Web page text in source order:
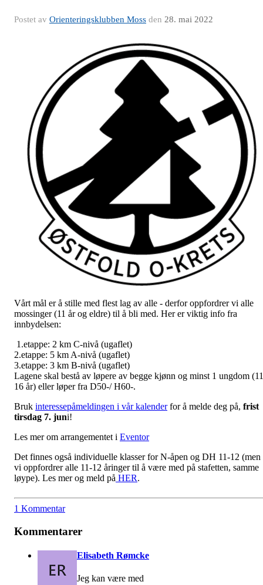
Postet av Orienteringsklubben Moss den 28. mai 2022
Vårt mål er å stille med flest lag av alle - derfor oppfordrer vi alle
mossinger (11 år og eldre) til å bli med. Her er viktig info fra
innbydelsen:
1.etappe: 2 km C-nivå (ugaflet)
2.etappe: 5 km A-nivå (ugaflet)
3.etappe: 3 km B-nivå (ugaflet)
Lagene skal bestå av løpere av begge kjønn og minst 1 ungdom
16 år) eller løper fra D50-/ H60-.
Bruk interessepåmeldingen i vår kalenderfor å melde deg på, frist
tirsdag 7. juni!
Les mer om arrangementet i Eventor
Det finnes også individuelle klasser for N-åpen og DH 11-12 (men
vi oppfordrer alle 11-12 åringer til å være med på stafetten, samme
løype). Les mer og meld på HER.
1 Kommentar
Kommentarer
Elisabeth Rømcke
Jeg kan være med